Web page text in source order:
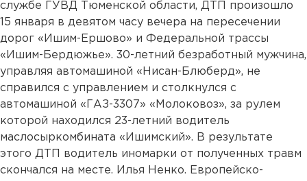
службе ГУВД Тюменской области, ДТП произошло
15 января в девятом часу вечера на пересечении
дорог «Ишим-Ершово» и Федеральной трассы
«Ишим-Бердюжье». 30-летний безработный мужчина,
управляя автомашиной «Нисан-Блюберд», не
справился с управлением и столкнулся с
автомашиной «ГАЗ-3307» «Молоковоз», за рулем
которой находился 23-летний водитель
маслосыркомбината «Ишимский». В результате
этого ДТП водитель иномарки от полученных травм
скончался на месте. Илья Ненко. Европейско-